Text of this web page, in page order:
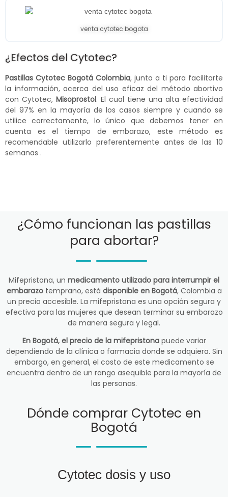
venta cytotec bogota
¿Efectos del Cytotec?
Pastillas Cytotec Bogotá Colombia, junto a ti para facilitarte
la información, acerca del uso eficaz del método abortivo
con Cytotec, Misoprostol. El cual tiene una alta efectividad
del 97% en la mayoría de los casos siempre y cuando se
utilice correctamente, lo único que debemos tener en
cuenta es el tiempo de embarazo, este método es
recomendable utilizarlo preferentemente antes de las 10
semanas .
¿Cómo funcionan las pastillas
para abortar?
Mifepristona, un medicamento utilizado para interrumpir el
embarazotemprano, está disponible en Bogotá, Colombia a
un precio accesible. La mifepristona es una opción segura y
efectiva para las mujeres que desean terminar su embarazo
de manera segura y legal.
En Bogotá, el precio de la mifepristonapuede variar
dependiendo de la clínica o farmacia donde se adquiera. Sin
embargo, en general, el costo de este medicamento se
encuentra dentro de un rango asequible para la mayoría de
las personas.
Dónde comprar Cytotec en
Bogotá
Cytotec dosis y uso